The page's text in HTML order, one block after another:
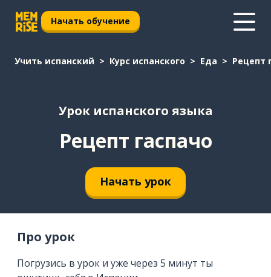
Начать обучение
Учить испанский Курс испанского Еда Рецепт
Урок испанского языка
Рецепт гаспачо
Начать урок
Про урок
Погрузись в урок и уже через 5 минут ты